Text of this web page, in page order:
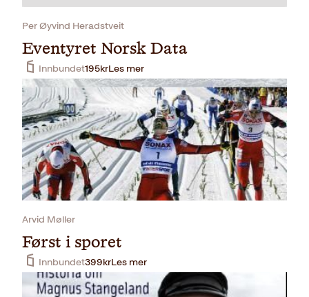
Per Øyvind Heradstveit
Eventyret Norsk Data
Innbundet195krLes mer
Arvid Møller
Først i sporet
Innbundet399krLes mer